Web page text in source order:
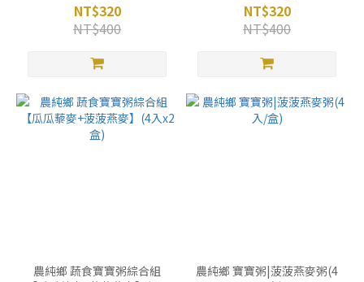
NT$320
NT$400
NT$320
NT$400
農純鄉 蔬食寶寶粥綜合組
農純鄉 寶寶粥|菠菠燕麥粥(4